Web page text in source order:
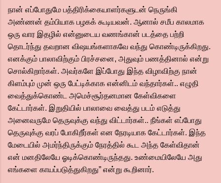
நான் எப்போதுமே பத்திரிக்கையாளர்களுடன் நெருங்கி
அண்ணன் தம்பியாக பழகக் கூடியவன். ஆனால் சமீப காலமாக
ஒரு வார இதழில் என்னுடைய வணங்கான் படத்தை பற்றி
தொடர்ந்து தவறான விஷயங்களாகவே வந்து கொண்டிருக்கிறது.
எனக்கும் பாலாவிற்கும் பிரச்சனை, அதுவும் பணத்தினால் என்று
சொல்கிறார்கள். அவர்களே இப்போது இந்த விழாவிற்கு நான்
கிளம்பும் முன் ஒரு பேட்டிக்காக என்னிடம் வந்தார்கள்.. எழுதி
வைத்துக்கொண்ட அமெச்சூர்தனமான கேள்விகளை
கேட்டார்கள். இறுதியில் பாலாவை வைத்து படம் எடுத்து
அனைவருமே தெருவுக்கு வந்து விட்டார்கள்.. நீங்கள் எப்போது
தெருவுக்கு வரப் போகிறீர்கள் என நேரடியாக கேட்டார்கள். இந்த
மேடையில் அமர்ந்திருக்கும் நேரத்தில் கூட அந்த கேள்விதான்
என் மனதிலேயே ஓடிக்கொண்டிருந்தது. உண்மையிலேயே அது
எங்களை காயப்படுத்துகிறது” என்று கூறினார்.